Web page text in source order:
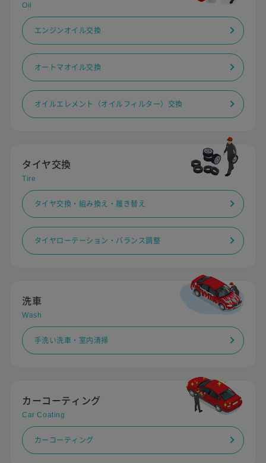
Oil
エンジンオイル交換
オートマオイル交換
オイルエレメント（オイルフィルター）交換
タイヤ交換
Tire
タイヤ交換・組み換え・履き替え
タイヤローテーション・バランス調整
洗車
Wash
手洗い洗車・室内清掃
カーコーティング
Car Coating
カーコーティング